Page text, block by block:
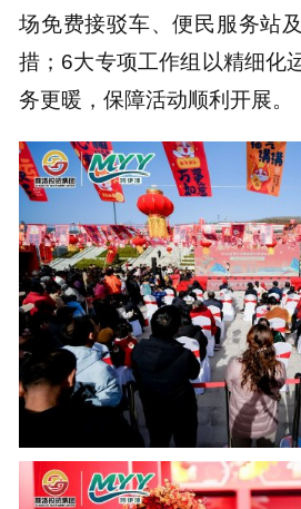
场免费接驳车、便民服务站
措；6大专项工作组以精细化
务更暖，保障活动顺利开展。